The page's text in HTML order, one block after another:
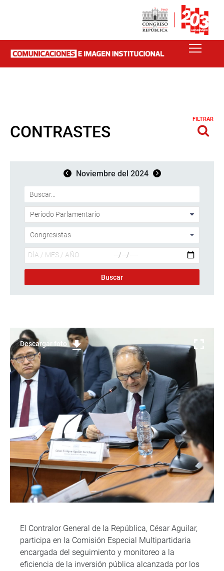
CONTRASTES
FILTRAR
Noviembre del 2024
Descargar foto
El Contralor General de la República, César Aguilar,
participa en la Comisión Especial Multipartidaria
encargada del seguimiento y monitoreo a la
eficiencia de la inversión pública alcanzada por los